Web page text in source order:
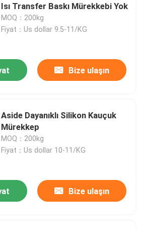
Isı Transfer Baskı Mürekkebi Yok
MOQ：200kg
Fiyat：Us dollar 9.5-11/KG
Bize ulaşın
Aside Dayanıklı Silikon Kauçuk
Mürekkep
MOQ：200kg
Fiyat：Us dollar 10-11/KG
Bize ulaşın